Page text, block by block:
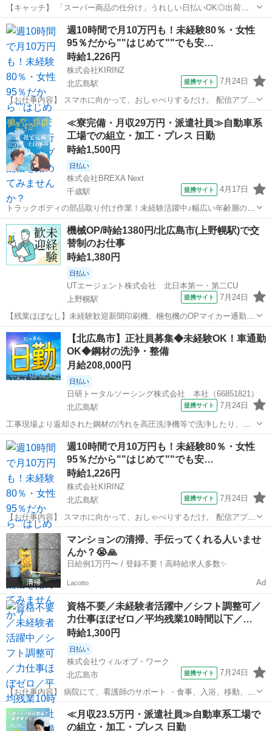
【キャッチ】 「スーパー商品の仕分け」うれしい日払いOK◎出荷先
ごとの仕分け作業！ 北広島市で大募集♪高時給1200円★週払いでいつ
でもお給料日！自宅でカンタン！WEB登録OK！ 【コメント】 ＼札幌
でお仕事を探すなら当社...
北海道 北広島市 その他
週10時間で月10万円も！未経験80％・女性
95％だから""はじめて""でも安…
時給1,226円
株式会社KIRINZ
北広島駅
提携サイト 7月24日
【お仕事内容】 スマホに向かって、おしゃべりするだけ。 配信アプリ
（17LIVE／Pococha／IRIAM など）でライブ配信するお仕事です。
——————————— 配信内容はぜんぶ自由
——————————— ・今日...
北海道 北広島市 北広島駅 イベントスタッフ
≪寮完備・月収29万円・派遣社員≫自動車系
工場での組立・加工・プレス 日勤
時給1,500円
日払い
株式会社BREXA Next
千歳駅
提携サイト 4月17日
トラックボディの部品取り付け作業！未経験活躍中♪幅広い年齢層の男
性活躍中！ワンルーム寮完備！日払い制度あり！働きやすい日勤＆土
日祝休み！マイカー通勤可！工場見学あり◎《北海道北広島市》 人気
の工場のお仕事 ◇トラック用部品...
北海道 北広島市 千歳駅 その他
機械OP/時給1380円/北広島市(上野幌駅)で交
替制のお仕事
時給1,380円
日払い
UTエージェント株式会社 北日本第一・第二CU
上野幌駅
提携サイト 7月24日
【残業ほぼなし】未経験歓迎新聞印刷機、梱包機のOPマイカー通勤
可！大手印刷工場での勤務 【キャンペーン】 【デジタルギフト】 赴
任での新規ご入社の方に！入社日に現金化可能なデジタルギフトで2万
円分支給♪ 【日払い制度】 ...
北海道 北広島市 上野幌駅 仕分け
【北広島市】正社員募集◆未経験OK！車通勤
OK◆鋼材の洗浄・整備
月給208,000円
日払い
日研トータルソーシング株式会社 本社（66851821）
北広島駅
提携サイト 7月24日
工事現場より返却された鋼材の汚れを高圧洗浄機等で洗浄したり、色
褪せた箇所の簡単なスプレー塗装による補修、整備、入出庫管理の作
業等を行います。主に屋外での作業となります。 ◎当社の正社員とし
て取引先企業で勤務するお仕事（無期...
北海道 北広島市 北広島駅 工場
週10時間で月10万円も！未経験80％・女性
95％だから""はじめて""でも安…
時給1,226円
株式会社KIRINZ
北広島駅
提携サイト 7月24日
【お仕事内容】 スマホに向かって、おしゃべりするだけ。 配信アプリ
（17LIVE／Pococha／IRIAM など）でライブ配信するお仕事です。
——————————— 配信内容はぜんぶ自由
——————————— ・今日...
北海道 北広島市 イベントスタッフ
マンションの清掃、手伝ってくれる人いませ
んか？😭🙏
日給例1万円〜 / 登録不要！高時給求人多数✨
Lacotto Ad
資格不要／未経験者活躍中／シフト調整可／
力仕事ほぼゼロ／平均残業10時間以下／…
時給1,300円
日払い
株式会社ウィルオブ・ワーク
北広島市
提携サイト 7月24日
【お仕事内容】 病院にて、看護師のサポート ・食事、入浴、移動、排
泄などの身体介助 ・病室のシーツ交換、清掃、環境整備 ・事務作業の
補助業務 ・伝票やカルテの運搬 ・備品、器具の確認 など 「できるか
不安・・・」 「未経験...
北海道 北広島市 その他
≪月収23.5万円・派遣社員≫自動車系工場で
の組立・加工・プレス 日勤